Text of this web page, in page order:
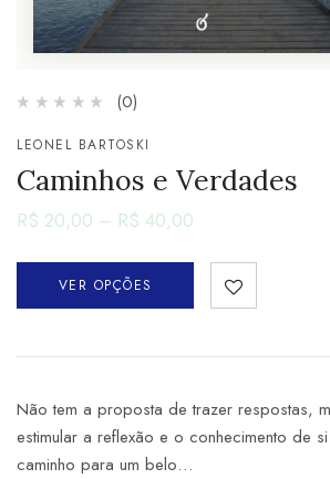
(0)
LEONEL BARTOSKI
Caminhos e Verdades
R$ 20,00 – R$ 40,00
VER OPÇÕES
Não tem a proposta de trazer respostas,
estimular a reflexão e o conhecimento de
caminho para um belo…